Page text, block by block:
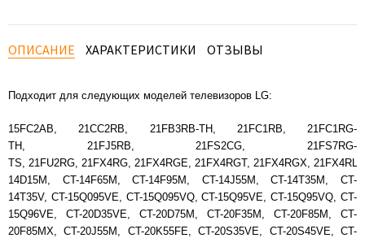
ОПИСАНИЕ ХАРАКТЕРИСТИКИ ОТЗЫВЫ
Подходит для следующих моделей телевизоров LG:
15FC2AB, 21CC2RB, 21FB3RB-TH, 21FC1RB, 21FC1RG-
TH, 21FJ5RB, 21FS2CG, 21FS7RG-
TS, 21FU2RG, 21FX4RG, 21FX4RGE, 21FX4RGT, 21FX4RGX,
14D15M, CT-14F65M, CT-14F95M, CT-14J55M, CT-14T35M, CT-
14T35V, CT-15Q095VE, CT-15Q095VQ, CT-15Q95VE, CT-15Q95VQ, CT-
15Q96VE, CT-20D35VE, CT-20D75M, CT-20F35M, CT-20F85M, CT-
20F85MX, CT-20J55M, CT-20K55FE, CT-20S35VE, CT-20S45VE, CT-